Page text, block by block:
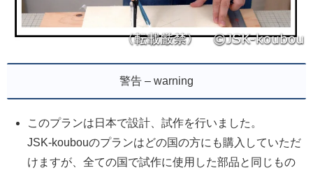
警告 – warning
このプランは日本で設計、試作を行いました。
JSK-koubouのプランはどの国の方にも購入していただ
けますが、全ての国で試作に使用した部品と同じもの